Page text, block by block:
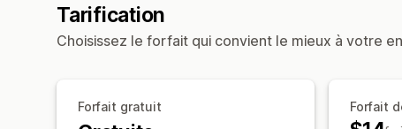
Tarification
Choisissez le forfait qui convient le mieux à votre
Forfait gratuit Forfait